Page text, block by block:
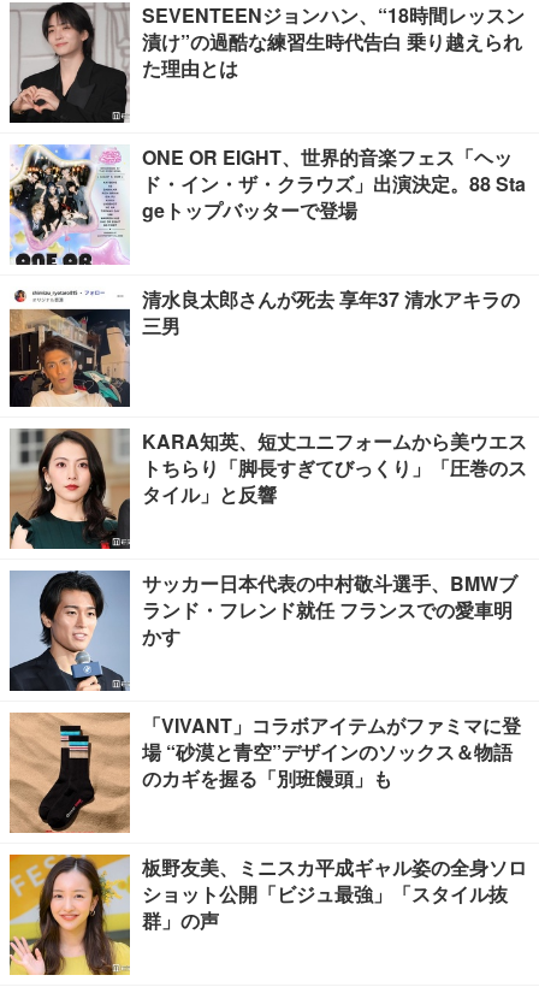
SEVENTEENジョンハン、“18時間レッスン
漬け”の過酷な練習生時代告白 乗り越えられ
た理由とは
ONE OR EIGHT、世界的音楽フェス「ヘッ
ド・イン・ザ・クラウズ」出演決定。88 Sta
geトップバッターで登場
清水良太郎さんが死去 享年37 清水アキラの
三男
KARA知英、短丈ユニフォームから美ウエス
トちらり「脚長すぎてびっくり」「圧巻のス
タイル」と反響
サッカー日本代表の中村敬斗選手、BMWブ
ランド・フレンド就任 フランスでの愛車明
かす
「VIVANT」コラボアイテムがファミマに登
場 “砂漠と青空”デザインのソックス＆物語
のカギを握る「別班饅頭」も
板野友美、ミニスカ平成ギャル姿の全身ソロ
ショット公開「ビジュ最強」「スタイル抜
群」の声